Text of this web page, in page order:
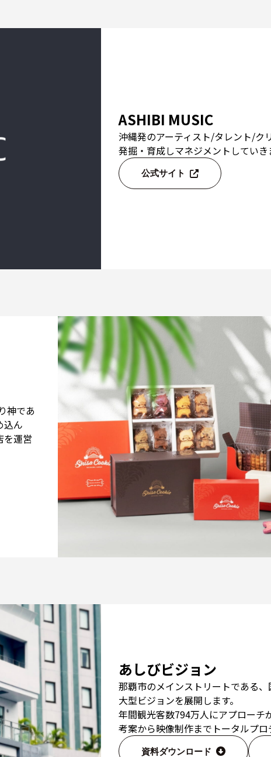
ASHIBI MUSIC
沖縄発のアーティスト/タレント/ク
発掘・育成しマネジメントしていき
公式サイト
神であ
込ん
を運営
あしびビジョン
那覇市のメインストリートである
大型ビジョンを展開します。
年間観光客数794万人にアプローチ
考案から映像制作までトータルプロ
資料ダウンロード